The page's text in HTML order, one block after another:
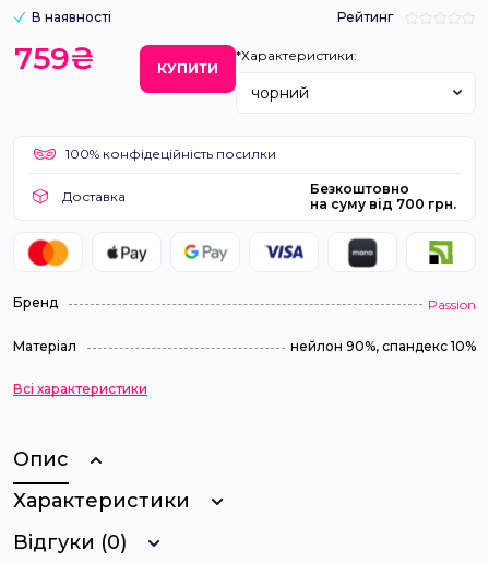
В наявності Рейтинг
759₴ КУПИТИ
*Характеристики:
чорний
100% конфідеційність посилки
Доставка
Безкоштовно
на суму від 700 грн.
Бренд Passion
Матеріал нейлон 90%, спандекс 10%
Всі характеристики
Опис
Характеристики
Відгуки (0)